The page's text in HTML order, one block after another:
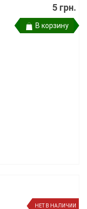
5 грн.
В корзину
НЕТ В НАЛИЧИИ